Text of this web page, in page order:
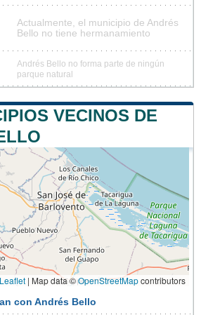
Actualmente, el municipio de Andrés
Bello no tiene hermanamiento
Andrés Bello no forma parte de ningún
parque natural
VECINOS DE
Leaflet | Map data ©OpenStreetMapcontributors
con Andrés Bello